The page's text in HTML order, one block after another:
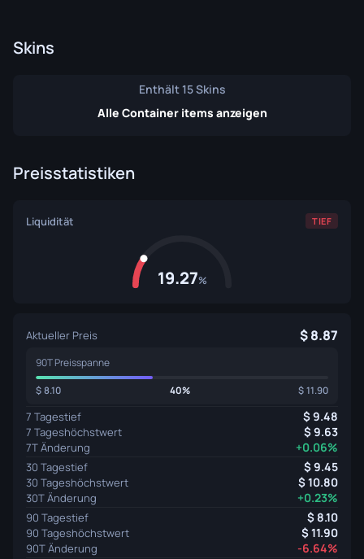
Skins
Enthält 15 Skins
Alle Container items anzeigen
Preisstatistiken
Liquidität TIEF
19.27%
Aktueller Preis 8.87
90T Preisspanne
8.10 40% 11.90
7 Tagestief 9.48
7 Tageshöchstwert 9.63
7T Änderung +0.06%
30 Tagestief 9.45
30 Tageshöchstwert 10.80
30T Änderung +0.23%
90 Tagestief 8.10
90 Tageshöchstwert 11.90
90T Änderung -6.64%